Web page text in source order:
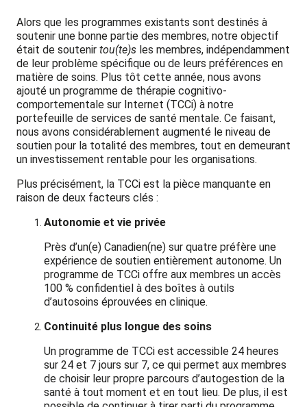
Alors que les programmes existants sont destinés à
soutenir une bonne partie des membres, notre objectif
était de soutenir tou(te)s les membres, indépendamment
de leur problème spécifique ou de leurs préférences en
matière de soins. Plus tôt cette année, nous avons
ajouté un programme de thérapie cognitivo-
comportementale sur Internet (TCCi) à notre
portefeuille de services de santé mentale. Ce faisant,
nous avons considérablement augmenté le niveau de
soutien pour la totalité des membres, tout en demeurant
un investissement rentable pour les organisations.
Plus précisément, la TCCi est la pièce manquante en
raison de deux facteurs clés :
Autonomie et vie privée
Près d’un(e) Canadien(ne) sur quatre préfère une
expérience de soutien entièrement autonome. Un
programme de TCCi offre aux membres un accès
100 % confidentiel à des boîtes à outils
d’autosoins éprouvées en clinique.
Continuité plus longue des soins
Un programme de TCCi est accessible 24 heures
sur 24 et 7 jours sur 7, ce qui permet aux membres
de choisir leur propre parcours d’autogestion de la
santé à tout moment et en tout lieu. De plus, il est